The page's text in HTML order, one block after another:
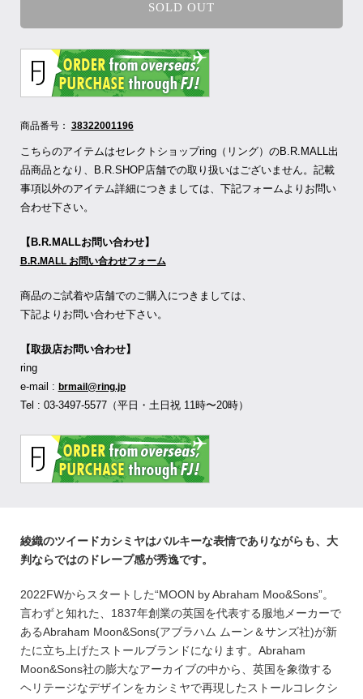
SOLD OUT
商品番号： 38322001196
こちらのアイテムはセレクトショップring（リング）のB.R.MALL出
品商品となり、B.R.SHOP店舗での取り扱いはございません。記載
事項以外のアイテム詳細につきましては、下記フォームよりお問い
合わせ下さい。
【B.R.MALLお問い合わせ】
B.R.MALL お問い合わせフォーム
商品のご試着や店舗でのご購入につきましては、
下記よりお問い合わせ下さい。
【取扱店お問い合わせ】
ring
e-mail : brmail@ring.jp
Tel : 03-3497-5577（平日・土日祝 11時〜20時）
綾織のツイードカシミヤはバルキーな表情でありながらも、大
判ならではのドレープ感が秀逸です。
2022FWからスタートした“MOON by Abraham Moo&Sons”。
言わずと知れた、1837年創業の英国を代表する服地メーカーで
あるAbraham Moon&Sons(アブラハム ムーン＆サンズ社)が新
たに立ち上げたストールブランドになります。Abraham
Moon&Sons社の膨大なアーカイブの中から、英国を象徴する
ヘリテージなデザインをカシミヤで再現したストールコレクシ